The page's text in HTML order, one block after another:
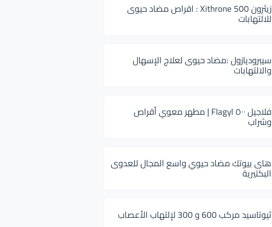
زيثرون 500 Xithrone : اقراص مضاد حيوى
للالتهابات
سيبروديازول :مضاد حيوى لعلاج الإسهال
والالتهابات
فلاجيل ٥٠٠ Flagyl | مطهر معوي أقراص
وشراب
هاى بيوتك مضاد حيوي واسع المجال للعدوى
البكتيرية
ثيوتاسيد مركب 600 و 300 لإلتهاب الأعصاب